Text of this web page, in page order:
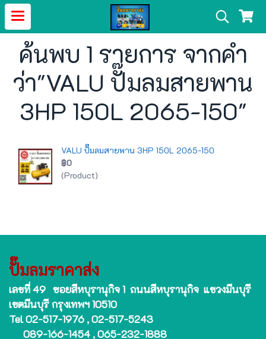
ค้นพบ 1 รายการ จากคำ
ว่า"VALU ปั๊มลมสายพาน
3HP 150L 2065-150"
VALU ปั๊มลมสายพาน 3HP 150L 2065-150
฿0
(Product)
ปั๊มลมราคาส่ง
เลขที่ 49 ซอยสีหบุรานุกิจ 1 ถนนสีหบุรานุกิจ แขวงมีนบุรี
เขตมีนบุรี กรุงเทพฯ 10510
Tel 02-517-1976 , 02-517-5243
089-166-1454 , 065-232-1888